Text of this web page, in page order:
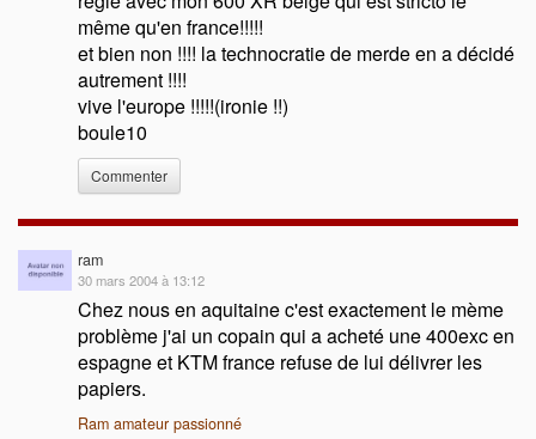
même qu'en france!!!!!
et bien non !!!! la technocratie de merde en a décidé
autrement !!!!
vive l'europe !!!!!(ironie !!)
boule10
Commenter
ram
30 mars 2004 à 13:12
Chez nous en aquitaine c'est exactement le mème
problème j'ai un copain qui a acheté une 400exc en
espagne et KTM france refuse de lui délivrer les
papiers.
Ram amateur passionné